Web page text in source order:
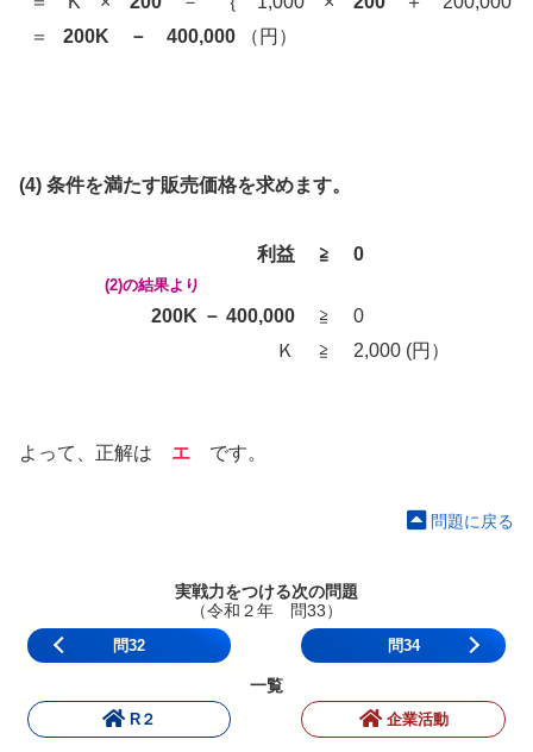
＝ 200K － 400,000 （円）
(4) 条件を満たす販売価格を求めます。
利益 ≧ 0
(2)の結果より
200K － 400,000 ≧
0
Ｋ
≧ 2,000 (円）
よって、正解は エ です。
問題に戻る
実戦力をつける次の問題
（令和２年 問33）
問32 問34
一覧
R２ 企業活動